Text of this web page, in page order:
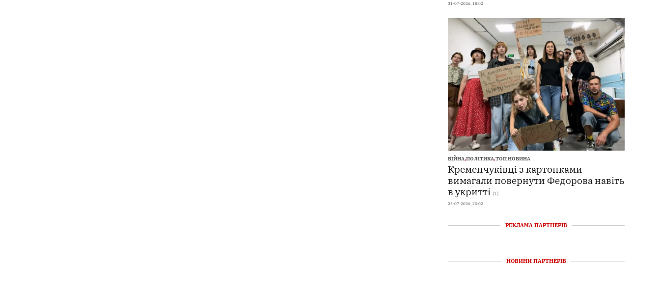
31-07-2026, 18:02
ВІЙНА,ПОЛІТИКА,ТОП НОВИНА
Кременчуківці з картонками
вимагали повернути Федорова навіть
в укритті (1)
25-07-2026, 20:02
РЕКЛАМА ПАРТНЕРІВ
НОВИНИ ПАРТНЕРІВ